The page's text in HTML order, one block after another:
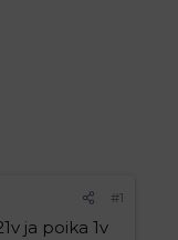
#1
ja poika 1v